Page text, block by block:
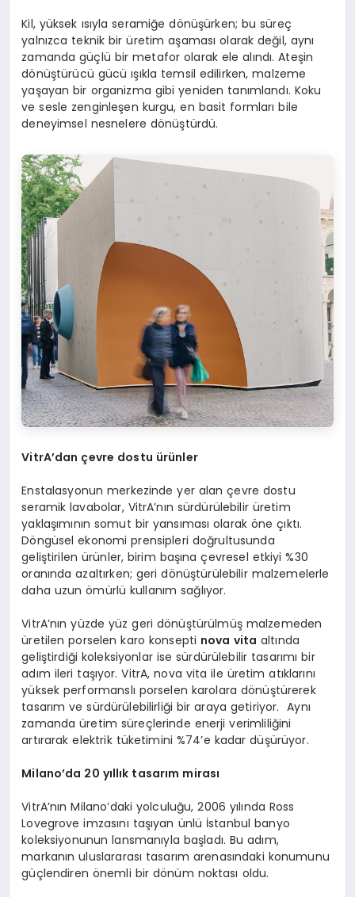
Kil, yüksek ısıyla seramiğe dönüşürken; bu süreç
yalnızca teknik bir üretim aşaması olarak değil, aynı
zamanda güçlü bir metafor olarak ele alındı. Ateşin
dönüştürücü gücü ışıkla temsil edilirken, malzeme
yaşayan bir organizma gibi yeniden tanımlandı. Koku
ve sesle zenginleşen kurgu, en basit formları bile
deneyimsel nesnelere dönüştürdü.
VitrA’dan çevre dostu ürünler
Enstalasyonun merkezinde yer alan çevre dostu
seramik lavabolar, VitrA’nın sürdürülebilir üretim
yaklaşımının somut bir yansıması olarak öne çıktı.
Döngüsel ekonomi prensipleri doğrultusunda
geliştirilen ürünler, birim başına çevresel etkiyi %30
oranında azaltırken; geri dönüştürülebilir malzemelerle
daha uzun ömürlü kullanım sağlıyor.
VitrA’nın yüzde yüz geri dönüştürülmüş malzemeden
üretilen porselen karo konsepti nova vita altında
geliştirdiği koleksiyonlar ise sürdürülebilir tasarımı bir
adım ileri taşıyor. VitrA, nova vita ile üretim atıklarını
yüksek performanslı porselen karolara dönüştürerek
tasarım ve sürdürülebilirliği bir araya getiriyor. Aynı
zamanda üretim süreçlerinde enerji verimliliğini
artırarak elektrik tüketimini %74’e kadar düşürüyor.
Milano’da 20 yıllık tasarım mirası
VitrA’nın Milano’daki yolculuğu, 2006 yılında Ross
Lovegrove imzasını taşıyan ünlü İstanbul banyo
koleksiyonunun lansmanıyla başladı. Bu adım,
markanın uluslararası tasarım arenasındaki konumunu
güçlendiren önemli bir dönüm noktası oldu.